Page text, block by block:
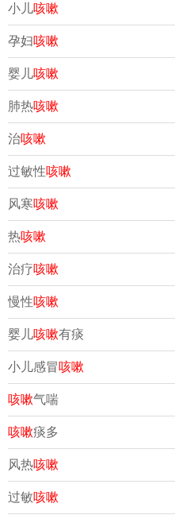
小儿咳嗽
孕妇咳嗽
婴儿咳嗽
肺热咳嗽
治咳嗽
过敏性咳嗽
风寒咳嗽
热咳嗽
治疗咳嗽
慢性咳嗽
婴儿咳嗽有痰
小儿感冒咳嗽
咳嗽气喘
咳嗽痰多
风热咳嗽
过敏咳嗽